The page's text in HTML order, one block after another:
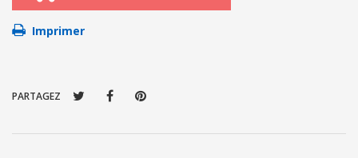
Imprimer
PARTAGEZ